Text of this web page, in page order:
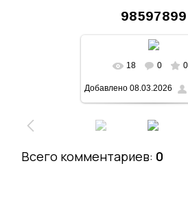
98597899
18 0
Добавлено08.03.2026
Всего комментариев: 0